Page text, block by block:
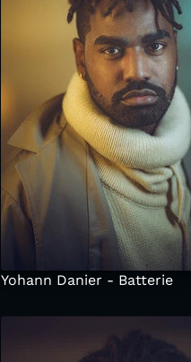
Yohann Danier - Batterie